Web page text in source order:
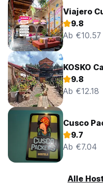
Viajero
9.8
Ab €10.57
KOSKO
9.8
Ab €12.18
Cusco
9.7
Ab €7.04
Alle